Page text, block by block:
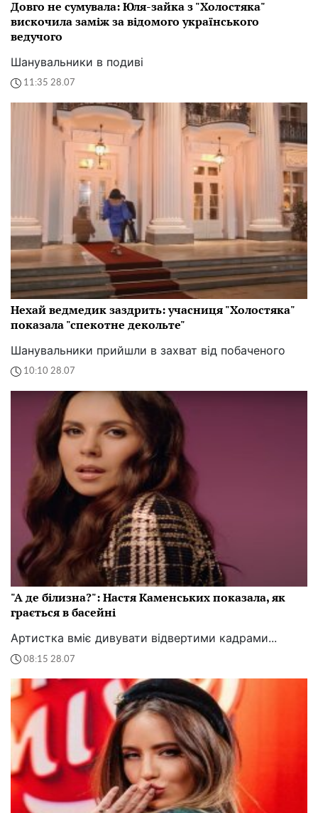
Довго не сумувала: Юля-зайка з "Холостяка"
вискочила заміж за відомого українського
ведучого
Шанувальники в подиві
11:35 28.07
Нехай ведмедик заздрить: учасниця "Холостяка"
показала "спекотне декольте"
Шанувальники прийшли в захват від побаченого
10:10 28.07
"А де білизна?": Настя Каменських показала, як
грається в басейні
Артистка вміє дивувати відвертими кадрами...
08:15 28.07